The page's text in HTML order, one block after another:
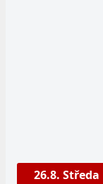
26.8. Středa